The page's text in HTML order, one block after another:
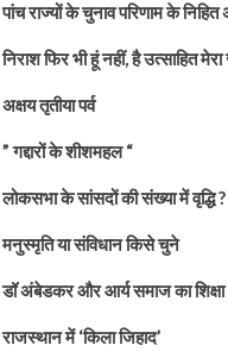
पांच राज्यों के चुनाव परिणाम के निहित
निराश फिर भी हूं नहीं, है उत्साहित
अक्षय तृतीया पर्व
” गद्दारों के शीशमहल “
लोकसभा के सांसदों की संख्या में वृद्धि ?
मनुस्मृति या संविधान किसे चुने
डॉ अंबेडकर और आर्य समाज का
राजस्थान में ‘किला जिहाद’